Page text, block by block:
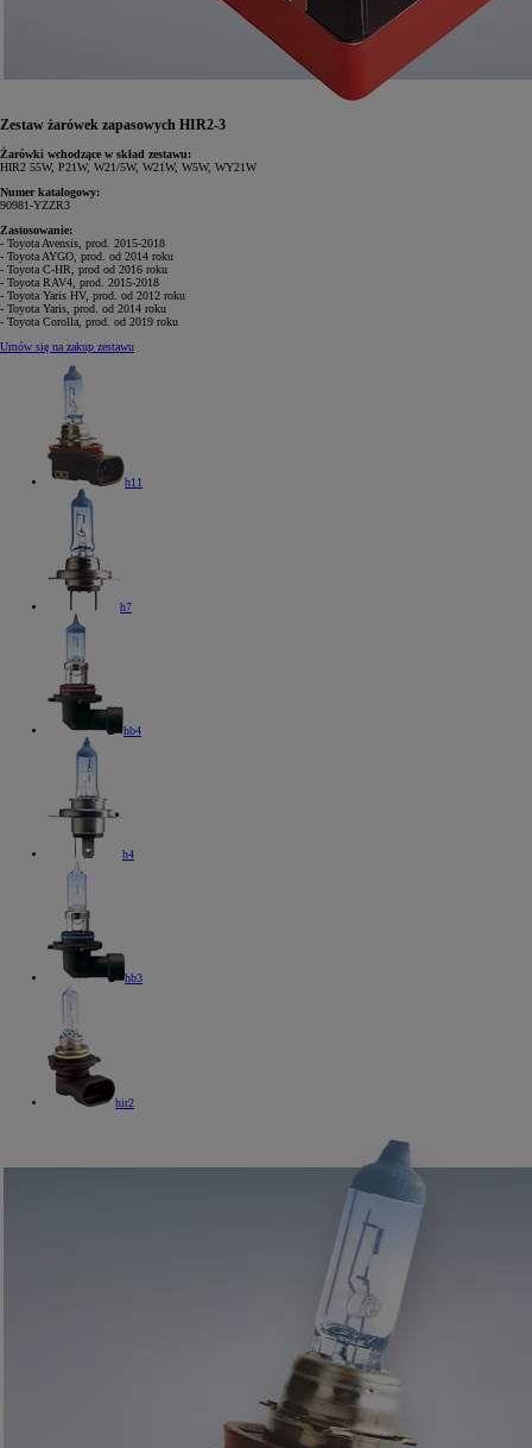
Zestaw żarówek zapasowych HIR2-3
Żarówki wchodzące w skład zestawu:
HIR2 55W, P21W, W21/5W, W21W, W5W, WY21W
Numer katalogowy:
90981-YZZR3
Zastosowanie:
- Toyota Avensis, prod. 2015-2018
- Toyota AYGO, prod. od 2014 roku
- Toyota C-HR, prod od 2016 roku
- Toyota RAV4, prod. 2015-2018
- Toyota Yaris HV, prod. od 2012 roku
- Toyota Yaris, prod. od 2014 roku
- Toyota Corolla, prod. od 2019 roku
Umów się na zakup zestawu
h11
h7
hb4
h4
hb3
hir2